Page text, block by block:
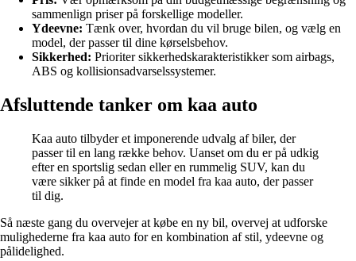
sammenlign priser på forskellige modeller.
Ydeevne: Tænk over, hvordan du vil bruge bilen, og vælg en
model, der passer til dine kørselsbehov.
Sikkerhed: Prioriter sikkerhedskarakteristikker som airbags,
ABS og kollisionsadvarselssystemer.
Afsluttende tanker om kaa auto
Kaa auto tilbyder et imponerende udvalg af biler, der
passer til en lang række behov. Uanset om du er på udkig
efter en sportslig sedan eller en rummelig SUV, kan du
være sikker på at finde en model fra kaa auto, der passer
til dig.
Så næste gang du overvejer at købe en ny bil, overvej at udforske
mulighederne fra kaa auto for en kombination af stil, ydeevne og
pålidelighed.